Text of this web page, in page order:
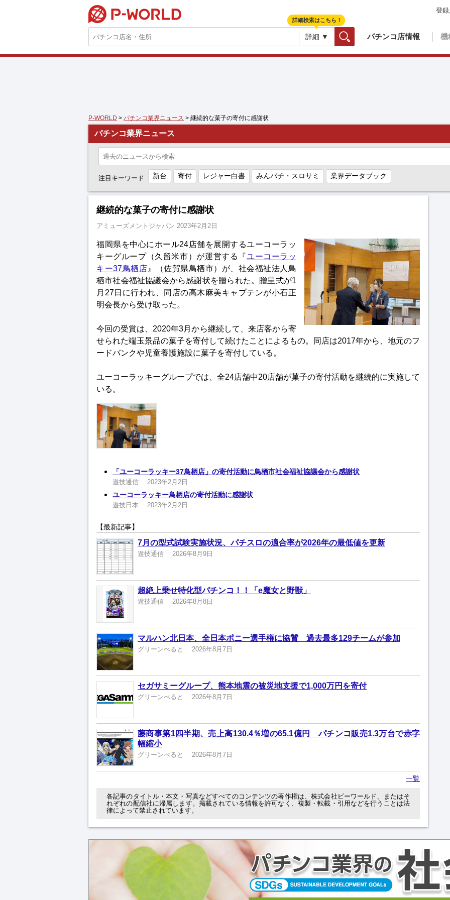
詳細 ▼ パチンコ店情報 機
登
詳細検索はこちら！
P-WORLD > パチンコ業界ニュース > 継続的な菓子の寄付に感謝状
パチンコ業界ニュース
注目キーワード 新台 寄付 レジャー白書 みんパチ・スロサミ 業界データブック
継続的な菓子の寄付に感謝状
アミューズメントジャパン 2023年2月2日
福岡県を中心にホール24店舗を展開するユーコーラッ
キーグループ（久留米市）が運営する『ユーコーラッ
キー37鳥栖店 』（佐賀県鳥栖市）が、社会福祉法人鳥
栖市社会福祉協議会から感謝状を贈られた。贈呈式が1
月27日に行われ、同店の高木麻美キャプテンが小石正
明会長から受け取った。
今回の受賞は、2020年3月から継続して、来店客から寄
せられた端玉景品の菓子を寄付して続けたことによるもの。同店は2017年から、地元のフ
ードバンクや児童養護施設に菓子を寄付している。
ユーコーラッキーグループでは、全24店舗中20店舗が菓子の寄付活動を継続的に実施して
いる。
「ユーコーラッキー37鳥栖店」の寄付活動に鳥栖市社会福祉協議会から感謝状
遊技通信 2023年2月2日
ユーコーラッキー鳥栖店の寄付活動に感謝状
遊技日本 2023年2月2日
【最新記事】
7月の型式試験実施状況、パチスロの適合率が2026年の最低値を更新
遊技通信 2026年8月9日
超絶上乗せ特化型パチンコ！！「e魔女と野獣」
遊技通信 2026年8月8日
マルハン北日本、全日本ポニー選手権に協賛 過去最多129チームが参加
グリーンべると 2026年8月7日
セガサミーグループ、熊本地震の被災地支援で1,000万円を寄付
グリーンべると 2026年8月7日
藤商事第1四半期、売上高130.4％増の65.1億円 パチンコ販売1.3万台で赤字
幅縮小
グリーンべると 2026年8月7日
一覧
各記事のタイトル・本文・写真などすべてのコンテンツの著作権は、株式会社ピーワールド、またはそ
れぞれの配信社に帰属します。掲載されている情報を許可なく、複製・転載・引用などを行うことは法
律によって禁止されています。